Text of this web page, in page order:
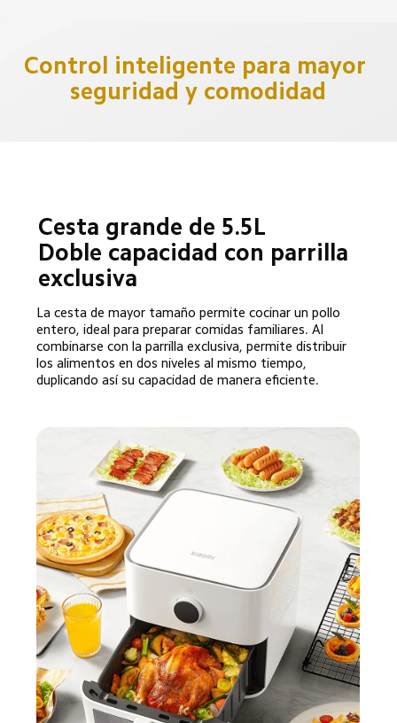
Control inteligente para mayor
seguridad y comodidad
Cesta grande de 5.5L
Doble capacidad con parrilla
exclusiva
La cesta de mayor tamaño permite cocinar un pollo
entero, ideal para preparar comidas familiares. Al
combinarse con la parrilla exclusiva, permite distribuir
los alimentos en dos niveles al mismo tiempo,
duplicando así su capacidad de manera eficiente.